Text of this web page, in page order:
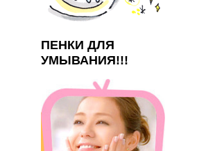
ПЕНКИ ДЛЯ
УМЫВАНИЯ!!!